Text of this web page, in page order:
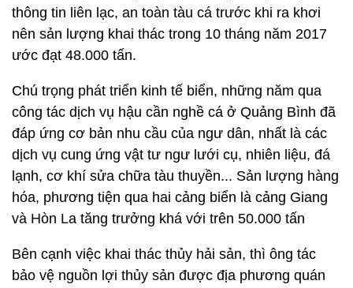
thông tin liên lạc, an toàn tàu cá trước khi ra khơi
nên sản lượng khai thác trong 10 tháng năm 2017
ước đạt 48.000 tấn.
Chú trọng phát triển kinh tế biển, những năm qua
công tác dịch vụ hậu cần nghề cá ở Quảng Bình đã
đáp ứng cơ bản nhu cầu của ngư dân, nhất là các
dịch vụ cung ứng vật tư ngư lưới cụ, nhiên liệu, đá
lạnh, cơ khí sửa chữa tàu thuyền... Sản lượng hàng
hóa, phương tiện qua hai cảng biển là cảng Giang
và Hòn La tăng trưởng khá với trên 50.000 tấn
Bên cạnh việc khai thác thủy hải sản, thì ông tác
bảo vệ nguồn lợi thủy sản được địa phương quán